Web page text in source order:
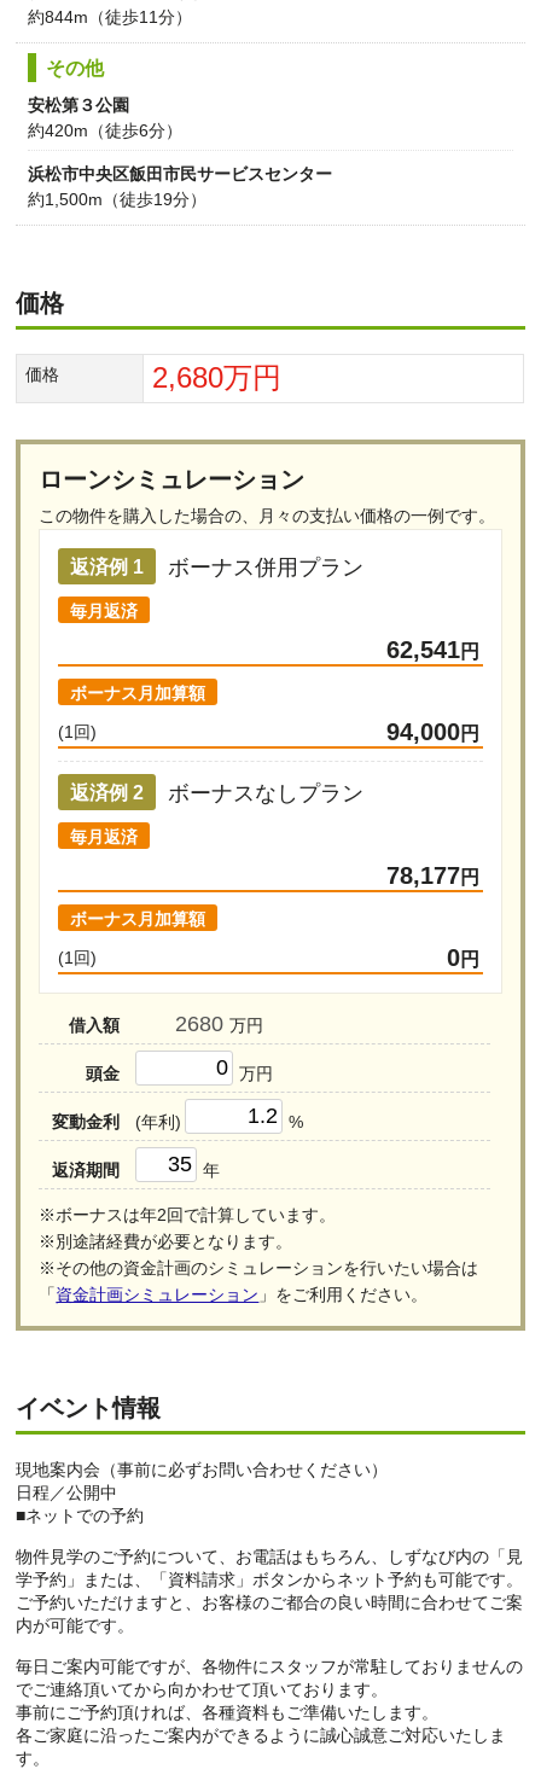
約844m（徒歩11分）
その他
安松第３公園
約420m（徒歩6分）
浜松市中央区飯田市民サービスセンター
約1,500m（徒歩19分）
価格
価格 2,680万円
ローンシミュレーション
この物件を購入した場合の、 月々の支払い価格の一例です。
返済例 1 ボーナス併用プラン
毎月返済
62,541円
ボーナス月加算額
(1回)
94,000円
返済例 2 ボーナスなしプラン
毎月返済
78,177 円
ボーナス月加算額
(1回)
0円
借入額 万円
頭金 万円
変動金利 (年利) %
返済期間 年
※ボーナスは年2回で計算しています。
※別途諸経費が必要となります。
※その他の資金計画のシミュレーションを行いたい場合は
「資金計画シミュレーション 」をご利用ください。
イベント情報
現地案内会（事前に必ずお問い合わせください）
日程／公開中
■ネットでの予約
物件見学のご予約について、お電話はもちろん、しずなび内の「見
学予約」または、「資料請求」ボタンからネット予約も可能です。
ご予約いただけますと、お客様のご都合の良い時間に合わせてご案
内が可能です。
毎日ご案内可能ですが、各物件にスタッフが常駐しておりませんの
でご連絡頂いてから向かわせて頂いております。
事前にご予約頂ければ、各種資料もご準備いたします。
各ご家庭に沿ったご案内ができるように誠心誠意ご対応いたしま
す。